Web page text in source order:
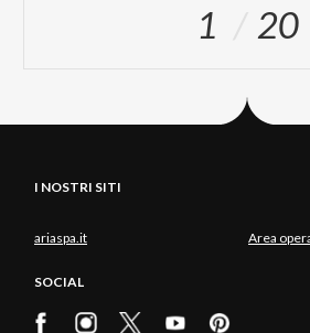
1 20
I NOSTRI SITI
ariaspa.it Area
SOCIAL